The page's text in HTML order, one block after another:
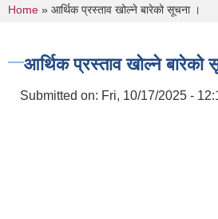
You are here
Home » आर्थिक प्रस्ताव खोल्ने बारेको सूचना ।
आर्थिक प्रस्ताव खोल्ने बारेको
Submitted on: Fri, 10/17/2025 -